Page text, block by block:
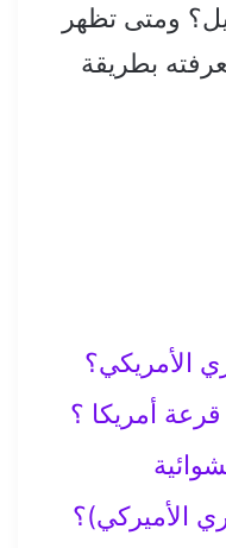
ومتى تظهر
بطريقة
الأمريكي؟
أمريكا ؟